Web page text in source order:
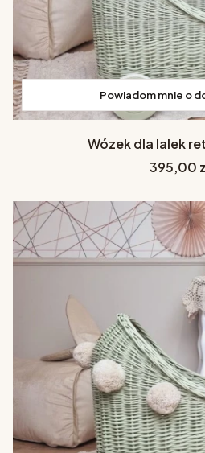
Powiadom mnie o
Wózek dla lalek
Cena
395,00